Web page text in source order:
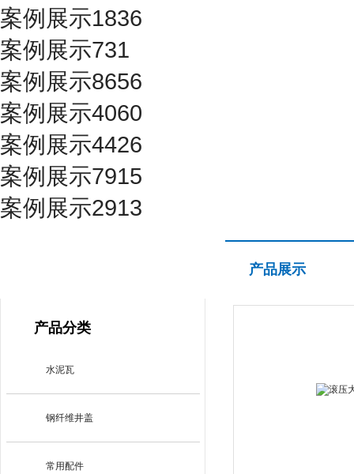
案例展示1836
案例展示731
案例展示8656
案例展示4060
案例展示4426
案例展示7915
案例展示2913
产品分类
水泥瓦
钢纤维井盖
常用配件
产品展示